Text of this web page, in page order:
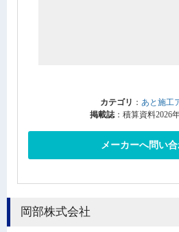
カテゴリ ： あと施工
掲載誌 ：積算資料2026
メーカーへ問い
岡部株式会社